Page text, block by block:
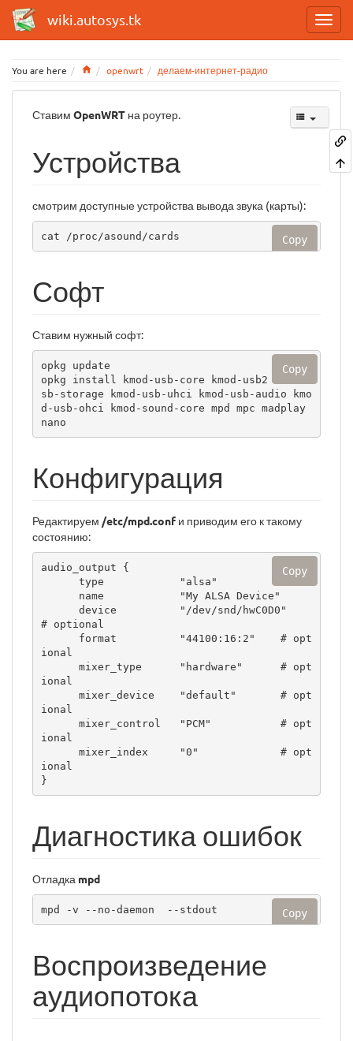
wiki.autosys.tk
You are here Homeopenwrt делаем-интернет-радио
Ставим OpenWRT на роутер.
Устройства
смотрим доступные устройства вывода звука (карты):
cat /proc/asound/cards Copy
Софт
Ставим нужный софт:
opkg update
opkg install kmod-usb-core kmod-usb2 kmod-u
sb-storage kmod-usb-uhci kmod-usb-audio kmo
d-usb-ohci kmod-sound-core mpd mpc madplay
nano
Copy
Конфигурация
Редактируем /etc/mpd.conf и приводим его к такому
состоянию:
audio_output {
# optional
ional
ional
ional
ional
ional
Copy
Диагностика ошибок
Отладка mpd
mpd -v --no-daemon  --stdout Copy
Воспроизведение
аудиопотока